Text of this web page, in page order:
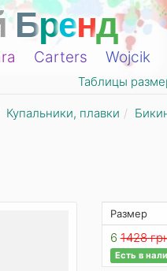
Бренд
Carters Wojcik
Таблицы
Купальники, плавки
Размер
6 1428
Есть в